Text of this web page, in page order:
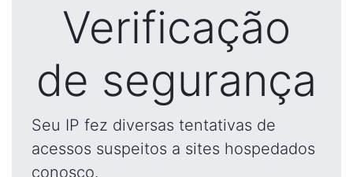
Verificação
de segurança
Seu IP fez diversas tentativas de
acessos suspeitos a sites hospedados
conosco.